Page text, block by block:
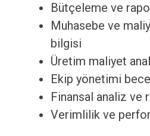
Bütçeleme ve
Muhasebe ve
bilgisi
Üretim maliyet
Ekip yönetimi
Finansal analiz ve
Verimlilik ve